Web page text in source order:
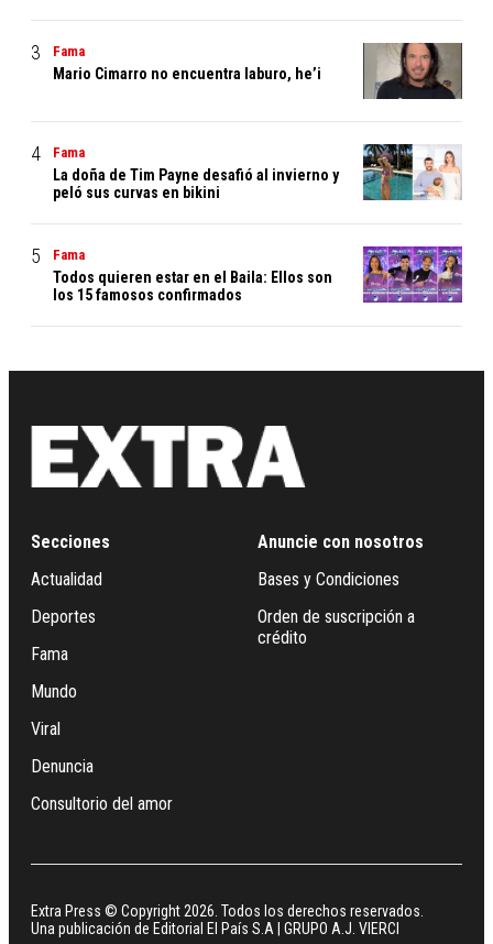
Fama
Mario Cimarro no encuentra laburo, he’i
Fama
La doña de Tim Payne desafió al invierno y
peló sus curvas en bikini
Fama
Todos quieren estar en el Baila: Ellos son
los 15 famosos confirmados
Secciones
Actualidad
Deportes
Fama
Mundo
Viral
Denuncia
Consultorio del amor
Anuncie con nosotros
Bases y Condiciones
Orden de suscripción a
crédito
Extra Press © Copyright 2026. Todos los derechos reservados.
Una publicación de Editorial El País S.A | GRUPO A.J. VIERCI